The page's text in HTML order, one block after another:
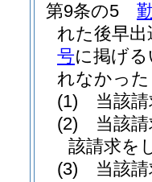
第9条の5
れた後早
号に掲げ
れなかっ
(1)
当該
(2)
当該
該請求を
(3)
当該